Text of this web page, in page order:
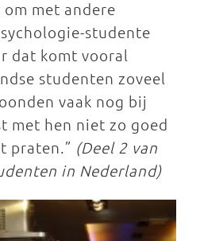
met andere
studente
dat komt vooral
studenten zoveel
vaak nog bij
met hen niet zo goed
praten.” (Deel 2 van
in Nederland)